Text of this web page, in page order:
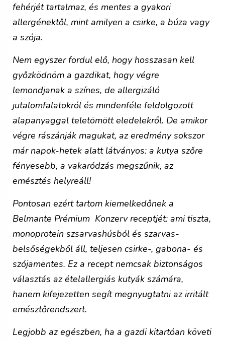
fehérjét tartalmaz, és mentes a gyakori
allergénektől, mint amilyen a csirke, a búza vagy
a szója.
Nem egyszer fordul elő, hogy hosszasan kell
győzködnöm a gazdikat, hogy végre
lemondjanak a színes, de allergizáló
jutalomfalatokról és mindenféle feldolgozott
alapanyaggal teletömött eledelekről. De amikor
végre rászánják magukat, az eredmény sokszor
már napok-hetek alatt látványos: a kutya szőre
fényesebb, a vakaródzás megszűnik, az
emésztés helyreáll!
Pontosan ezért tartom kiemelkedőnek a
Belmante Prémium Konzervreceptjét: ami tiszta,
monoprotein szsarvashúsból és szarvas-
belsőségekből áll, teljesen csirke-, gabona- és
szójamentes. Ez a recept nemcsak biztonságos
választás az ételallergiás kutyák számára,
hanem kifejezetten segít megnyugtatni az irritált
emésztőrendszert.
Legjobb az egészben, ha a gazdi kitartóan követi